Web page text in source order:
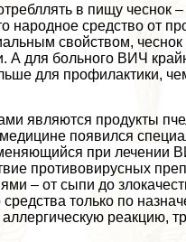
в пищу чеснок
народное средство от
свойством,
А для больного ВИЧ
для профилактики,
являются продукты
появился
при лечении
противовирусных
– от сыпи до
только по
реакцию,